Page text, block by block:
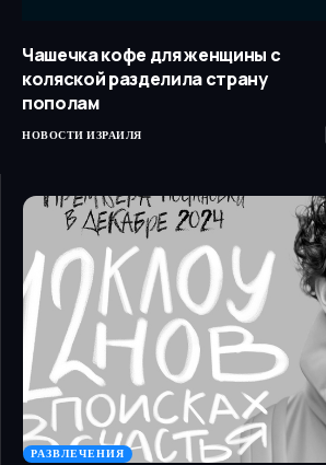
Чашечка кофе для женщины с
коляской разделила страну
пополам
НОВОСТИ ИЗРАИЛЯ
РАЗВЛЕЧЕНИЯ